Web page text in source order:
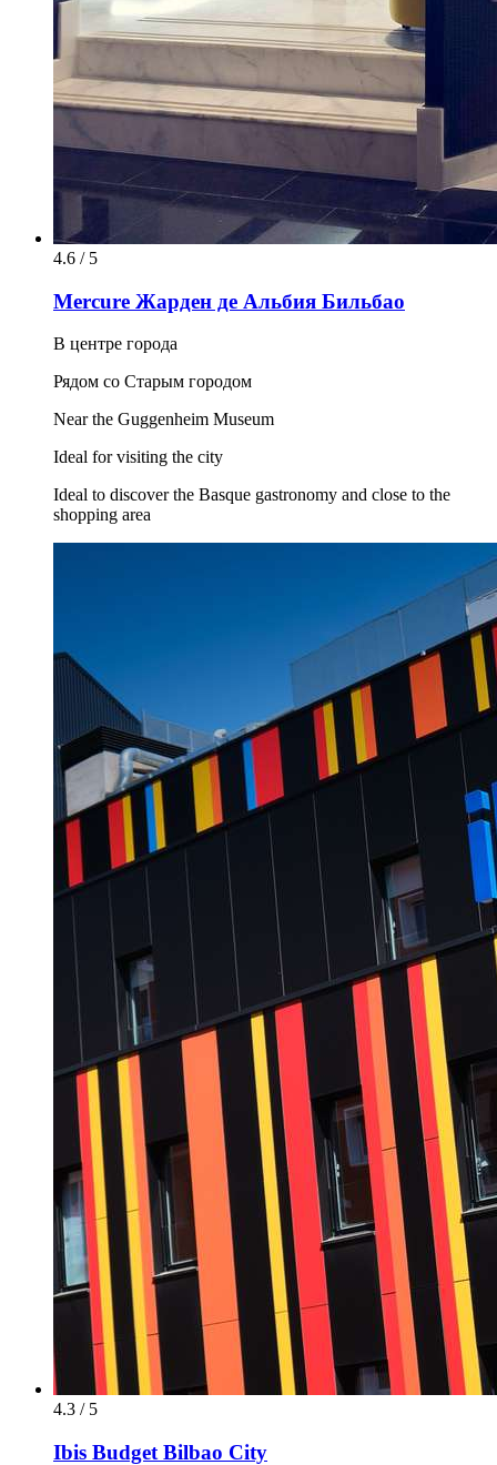
4.6 / 5
Mercure Жарден де Альбия Бильбао
В центре города
Рядом со Старым городом
Near the Guggenheim Museum
Ideal for visiting the city
Ideal to discover the Basque gastronomy and close to the
shopping area
4.3 / 5
Ibis Budget Bilbao City